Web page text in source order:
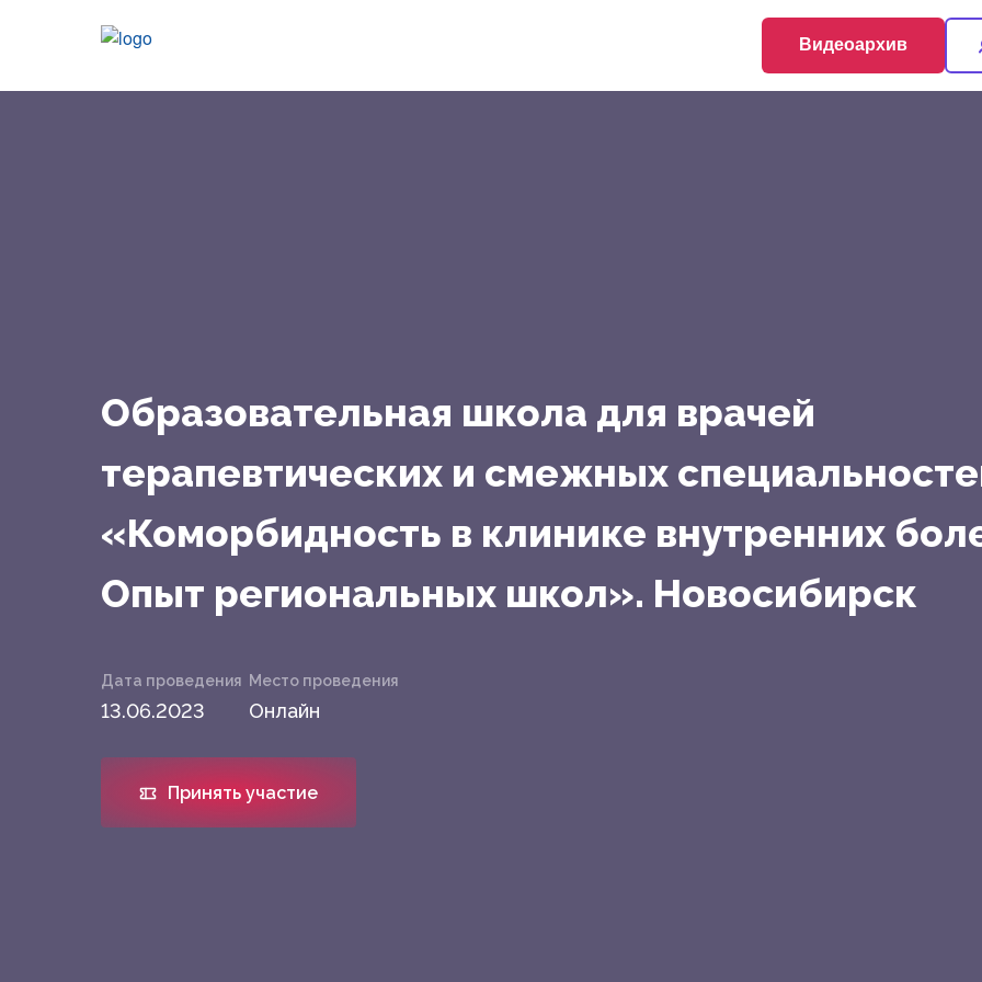
Видеоархив
Образовательная школа для врачей
терапевтических и смежных
«Коморбидность в клинике внутренних
Опыт региональных школ». Новосибирск
Дата проведения
13.06.2023
Место проведения
Онлайн
Принять участие